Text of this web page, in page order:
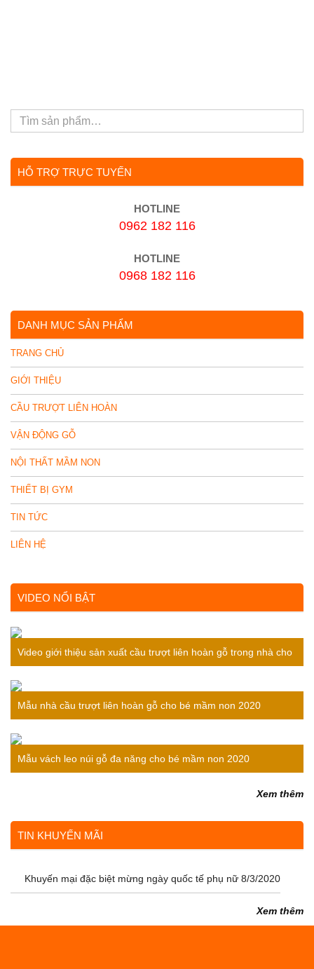
HỖ TRỢ TRỰC TUYẾN
HOTLINE
0962 182 116
HOTLINE
0968 182 116
DANH MỤC SẢN PHẨM
TRANG CHỦ
GIỚI THIỆU
CẦU TRƯỢT LIÊN HOÀN
VẬN ĐỘNG GỖ
NỘI THẤT MẦM NON
THIẾT BỊ GYM
TIN TỨC
LIÊN HỆ
VIDEO NỔI BẬT
Video giới thiệu sản xuất cầu trượt liên hoàn gỗ trong nhà cho
bé
Mẫu nhà cầu trượt liên hoàn gỗ cho bé mầm non 2020
Mẫu vách leo núi gỗ đa năng cho bé mầm non 2020
Xem thêm
TIN KHUYẾN MÃI
Khuyến mại đặc biệt mừng ngày quốc tế phụ nữ 8/3/2020
Xem thêm